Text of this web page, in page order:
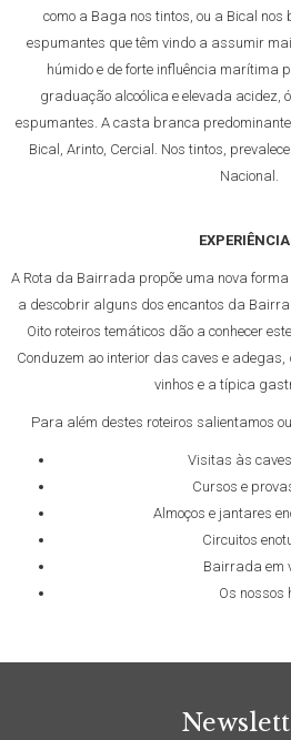
como a Baga nos tintos, ou a Bical nos
espumantes que têm vindo a assumir
húmido e de forte influência marítima
graduação alcoólica e elevada acidez,
espumantes. A casta branca
Bical, Arinto, Cercial. Nos tintos,
Nacional.
A Rota da Bairrada propõe uma nova forma
a descobrir alguns dos encantos da
Oito roteiros temáticos dão a conhecer
Conduzem ao interior das caves e
vinhos e a típica
Para além destes roteiros salientamos
Visitas às
Cursos e
Almoços e jantares
Circuitos
Bairrada em
Os nossos